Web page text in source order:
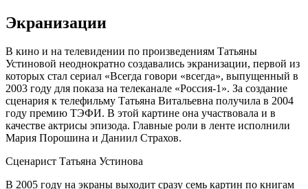
Экранизации
В кино и на телевидении по произведениям Татьяны
Устиновой неоднократно создавались экранизации, первой из
которых стал сериал «Всегда говори «всегда», выпущенный в
2003 году для показа на телеканале «Россия-1». За создание
сценария к телефильму Татьяна Витальевна получила в 2004
году премию ТЭФИ. В этой картине она участвовала и в
качестве актрисы эпизода. Главные роли в ленте исполнили
Мария Порошина и Даниил Страхов.
Сценарист Татьяна Устинова
В 2005 году на экраны выходит сразу семь картин по книгам